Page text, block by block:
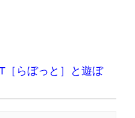
らぼっと］と遊ぼ